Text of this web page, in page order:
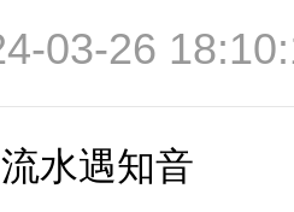
03-26
水遇知音